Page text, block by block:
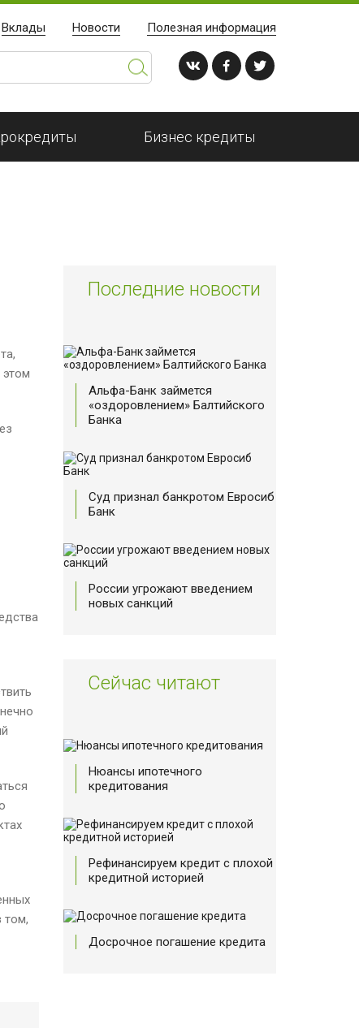
Вклады Новости Полезная информация
Бизнес кредиты
том,
Последние новости
Альфа-Банк займется
«оздоровлением» Балтийского
Банка
Суд признал банкротом Евросиб
Банк
России угрожают введением
новых санкций
Сейчас читают
Нюансы ипотечного
кредитования
Рефинансируем кредит с плохой
кредитной историей
Досрочное погашение кредита